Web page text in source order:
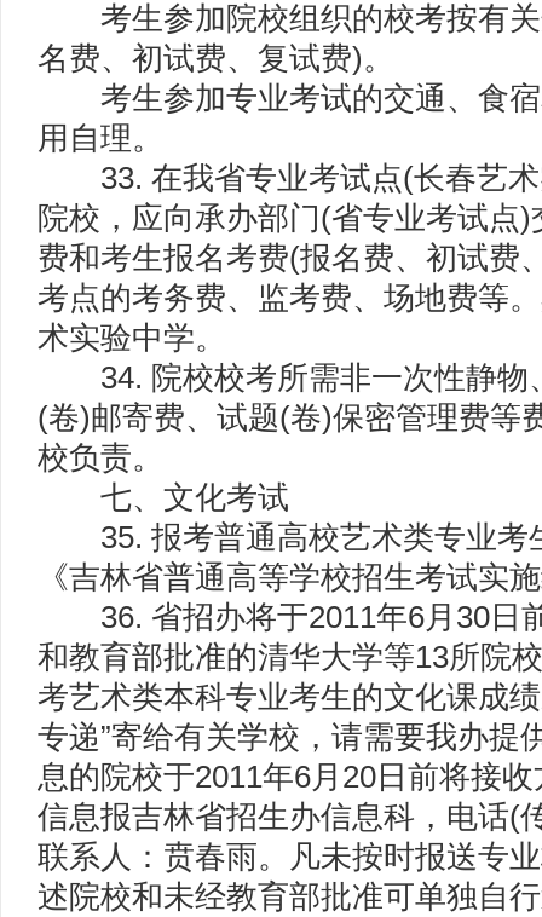
考生参加院校组织的校考按有关
名费、初试费、复试费)。
考生参加专业考试的交通、食宿
用自理。
33. 在我省专业考试点(长春艺术
院校，应向承办部门(省专业考试点
费和考生报名考费(报名费、初试费
考点的考务费、监考费、场地费等
术实验中学。
34. 院校校考所需非一次性静物
(卷)邮寄费、试题(卷)保密管理费等
校负责。
七、文化考试
35. 报考普通高校艺术类专业考
《吉林省普通高等学校招生考试实
36. 省招办将于2011年6月30日
和教育部批准的清华大学等13所院
考艺术类本科专业考生的文化课成
专递”寄给有关学校，请需要我办提
息的院校于2011年6月20日前将接
信息报吉林省招生办信息科，电话(
联系人：贲春雨。凡未按时报送专
述院校和未经教育部批准可单独自